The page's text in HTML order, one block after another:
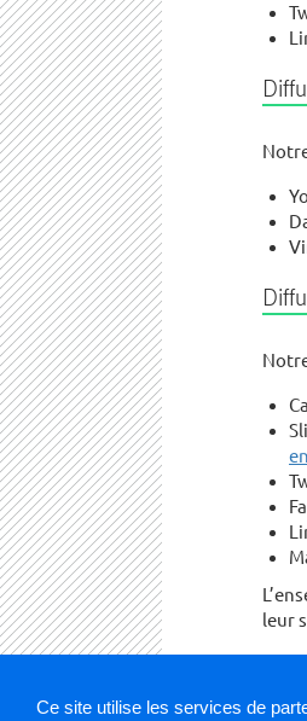
Ce site utilise les services de
leur